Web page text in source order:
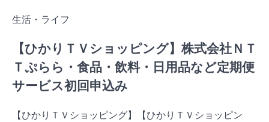
生活・ライフ
【ひかりＴＶショッピング】株式会社ＮＴ
Ｔぷらら・食品・飲料・日用品など定期便
サービス初回申込み
【ひかりＴＶショッピング】【ひかりＴＶショッピン